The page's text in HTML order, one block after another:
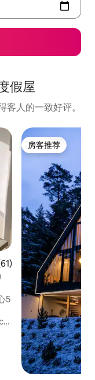
假屋
人的一致好评。
分 5 分（满分 5 分）
房客推荐
房客推荐